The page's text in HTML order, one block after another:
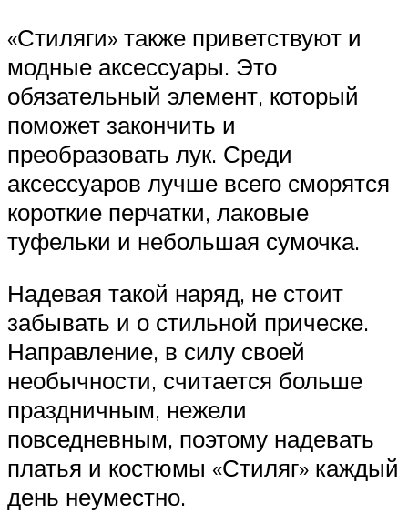
«Стиляги» также приветствуют и
модные аксессуары. Это
обязательный элемент, который
поможет закончить и
преобразовать лук. Среди
аксессуаров лучше всего сморятся
короткие перчатки, лаковые
туфельки и небольшая сумочка.
Надевая такой наряд, не стоит
забывать и о стильной прическе.
Направление, в силу своей
необычности, считается больше
праздничным, нежели
повседневным, поэтому надевать
платья и костюмы «Стиляг» каждый
день неуместно.